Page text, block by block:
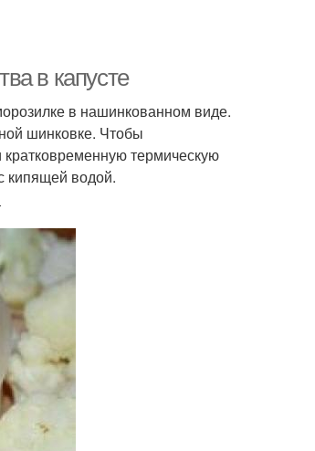
в капусте
в нашинкованном виде.
шинковке. Чтобы
термическую
кипящей водой.